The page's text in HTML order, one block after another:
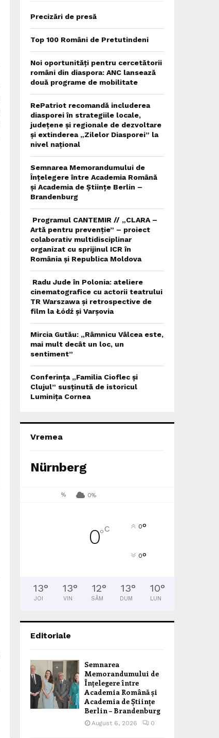
Precizări de presă
Top 100 Români de Pretutindeni
Noi oportunități pentru cercetătorii
români din diaspora: ANC lansează
două programe de mobilitate
RePatriot recomandă includerea
diasporei în strategiile locale,
județene și regionale de dezvoltare
și extinderea „Zilelor Diasporei” la
nivel național
Semnarea Memorandumului de
Înțelegere între Academia Română
și Academia de Științe Berlin –
Brandenburg
Programul CANTEMIR // „CLARA –
Artă pentru prevenție” – proiect
colaborativ multidisciplinar
organizat cu sprijinul ICR în
România și Republica Moldova
Radu Jude în Polonia: ateliere
cinematografice cu actorii teatrului
TR Warszawa și retrospective de
film la Łódź și Varșovia
Mircia Gutău: „Râmnicu Vâlcea este,
mai mult decât un loc, un
sentiment”
Conferința „Familia Cioflec și
Clujul” susținută de istoricul
Luminița Cornea
Vremea
Nürnberg
% 0%
0°C 0°
0°
13°
JOI
13°
VIN
12°
SÂM
13°
DUM
10°
LUN
Editoriale
Semnarea
Memorandumului de
Înțelegere între
Academia Română și
Academia de Științe
Berlin – Brandenburg
August 6, 2026 0